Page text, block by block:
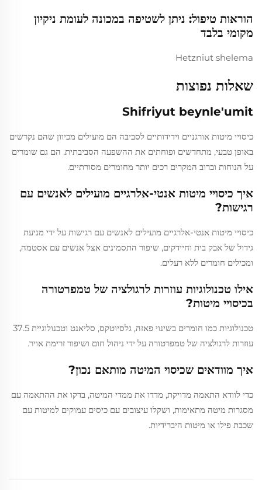
הוראות טיפול: ניתן לשטיפה במכונה לעומת ניקיון
מקומי בלבד
Hetzniut shelema
שאלות נפוצות
Shifriyut beynle'umit
כיסויי מיטות אורגניים וידידותיים לסביבה הם מועילים מכיוון שהם נקרשים
באופן טבעי, מתחדשים ופוחתים את ההשפעה הסביבתית. הם גם שומרים
על הנוחות וברוב המקרים רכים יותר מחומרים מסורתיים.
איך כיסויי מיטות אנטי-אלרגיים מועילים לאנשים עם
רגישות?
כיסויי מיטות אנטי-אלרגיים מועילים לאנשים עם רגישות על ידי מניעת
גידול של אבק בית וחיידקים, שיפור התסמינים אצל אנשים עם אסטמה,
ומכילים חומרים ללא רעלים.
אילו טכנולוגיות עוזרות לרגולציה של טמפרטורה
בכיסויי מיטות?
טכנולוגיות כמו חומרים בשינוי פאזה, גלסיוטקס, סליאנט וטכנולוגיית 37.5
עוזרות לרגולציה של טמפרטורה על ידי ניהול חום ושיפור זרימת אויר.
איך מוודאים שכיסוי המיטה מותאם נכון?
כדי לוודא התאמה מדויקת, מדדו את ממדי המיטה, בדקו את ההתאמה עם
מסגרות מיטה מתאימות, ושקלו עיצובים עם כיסים עמוקים למיטות עם
שכבת פילו או מיטות היברידיות.